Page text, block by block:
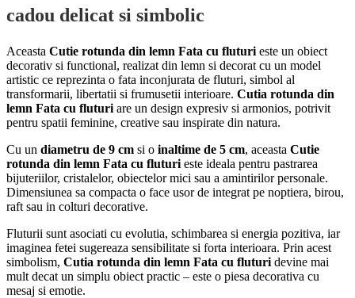
cadou delicat si simbolic
Aceasta Cutie rotunda din lemn Fata cu fluturi este un obiect
decorativ si functional, realizat din lemn si decorat cu un model
artistic ce reprezinta o fata inconjurata de fluturi, simbol al
transformarii, libertatii si frumusetii interioare. Cutia rotunda din
lemn Fata cu fluturi are un design expresiv si armonios, potrivit
pentru spatii feminine, creative sau inspirate din natura.
Cu un diametru de 9 cm si o inaltime de 5 cm, aceasta Cutie
rotunda din lemn Fata cu fluturi este ideala pentru pastrarea
bijuteriilor, cristalelor, obiectelor mici sau a amintirilor personale.
Dimensiunea sa compacta o face usor de integrat pe noptiera, birou,
raft sau in colturi decorative.
Fluturii sunt asociati cu evolutia, schimbarea si energia pozitiva, iar
imaginea fetei sugereaza sensibilitate si forta interioara. Prin acest
simbolism, Cutia rotunda din lemn Fata cu fluturi devine mai
mult decat un simplu obiect practic – este o piesa decorativa cu
mesaj si emotie.